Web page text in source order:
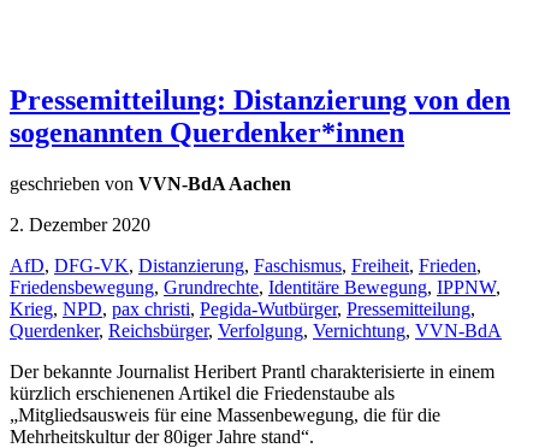
Pressemitteilung: Distanzierung von den
sogenannten Querdenker*innen
geschrieben von VVN-BdA Aachen
2. Dezember 2020
AfD, DFG-VK, Distanzierung, Faschismus, Freiheit, Frieden,
Friedensbewegung, Grundrechte, Identitäre Bewegung, IPPNW,
Krieg, NPD, pax christi, Pegida-Wutbürger, Pressemitteilung,
Querdenker, Reichsbürger, Verfolgung, Vernichtung, VVN-BdA
Der bekannte Journalist Heribert Prantl charakterisierte in einem
kürzlich erschienenen Artikel die Friedenstaube als
„Mitgliedsausweis für eine Massenbewegung, die für die
Mehrheitskultur der 80iger Jahre stand“.